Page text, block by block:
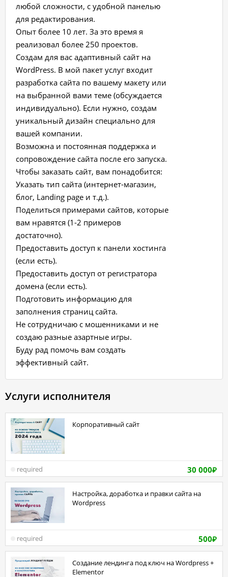
любой сложности, с удобной панелью
для редактирования.
Опыт более 10 лет. За это время я
реализовал более 250 проектов.
Создам для вас адаптивный сайт на
WordPress. В мой пакет услуг входит
разработка сайта по вашему макету или
на выбранной вами теме (обсуждается
индивидуально). Если нужно, создам
уникальный дизайн специально для
вашей компании.
Возможна и постоянная поддержка и
сопровождение сайта после его запуска.
Чтобы заказать сайт, вам понадобится:
Указать тип сайта (интернет-магазин,
блог, Landing page и т.д.).
Поделиться примерами сайтов, которые
вам нравятся (1-2 примеров
достаточно).
Предоставить доступ к панели хостинга
(если есть).
Предоставить доступ от регистратора
домена (если есть).
Подготовить информацию для
заполнения страниц сайта.
Не сотрудничаю с мошенниками и не
создаю разные азартные игры.
Буду рад помочь вам создать
эффективный сайт.
Услуги исполнителя
Корпоративный сайт
30 000₽
required
Настройка, доработка и правки сайта на
Wordpress
500₽
required
Создание лендинга под ключ на Wordpress +
Elementor